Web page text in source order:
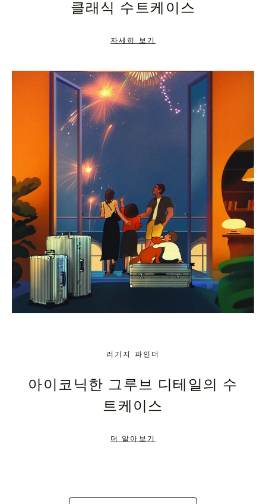
TO
UNMUTE
클래식 수트케이스
자세히 보기
러기지 파인더
아이코닉한 그루브 디테일의 수
트케이스
더 알아보기